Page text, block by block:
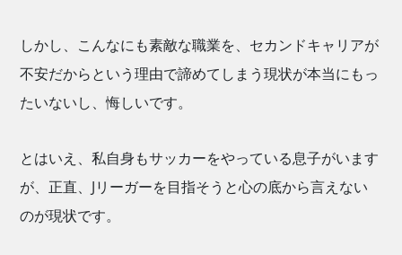
しかし、こんなにも素敵な職業を、セカンドキャリアが
不安だからという理由で諦めてしまう現状が本当にもっ
たいないし、悔しいです。
とはいえ、私自身もサッカーをやっている息子がいます
が、正直、Jリーガーを目指そうと心の底から言えない
のが現状です。